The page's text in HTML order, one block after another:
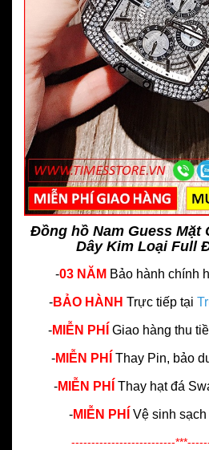
Đồng hồ Nam Guess Mặt
Dây Kim Loại Full
-03 NĂM Bảo hành chính
-BẢO HÀNH Trực tiếp tại
-MIỄN PHÍ Giao hàng thu
-MIỄN PHÍ Thay Pin, bảo
-MIỄN PHÍ Thay hạt đá
-MIỄN PHÍ Vệ sinh
--------------------------